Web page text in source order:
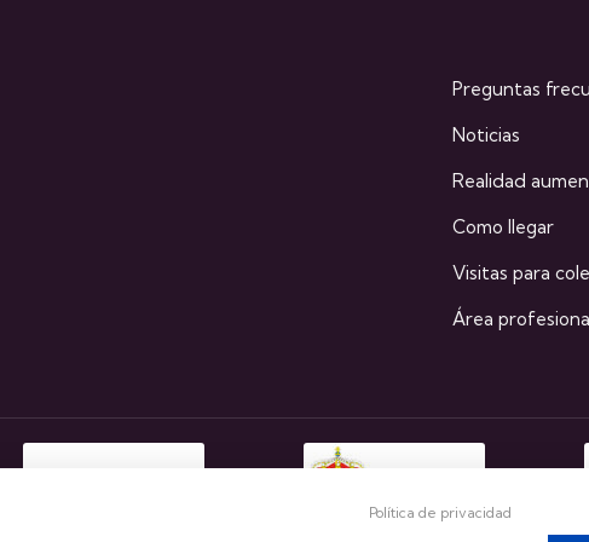
Preguntas
Noticias
Realidad
Como llegar
Visitas para
Área
Política de privacidad